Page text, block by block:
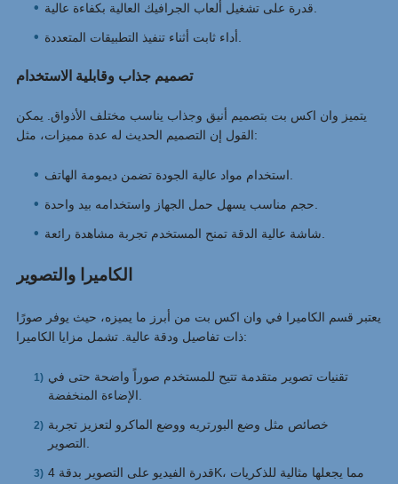
تصميم جذاب وقابلية الاستخدام
يتميز وان اكس بت بتصميم أنيق وجذاب يناسب مختلف الأذواق. يمكن
القول إن التصميم الحديث له عدة مميزات، مثل:
الكاميرا والتصوير
يعتبر قسم الكاميرا في وان اكس بت من أبرز ما يميزه، حيث يوفر صورًا
ذات تفاصيل ودقة عالية. تشمل مزايا الكاميرا:
تقنيات تصوير متقدمة تتيح للمستخدم صوراً واضحة حتى في
خصائص مثل وضع البورتريه ووضع الماكرو لتعزيز تجربة
قدرة الفيديو على التصوير بدقة 4K، مما يجعلها مثالية للذكريات